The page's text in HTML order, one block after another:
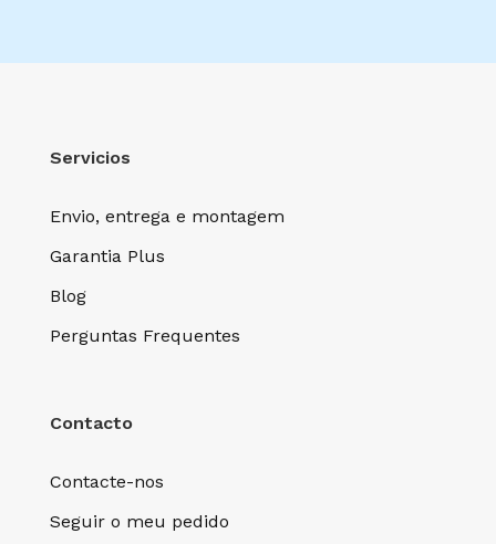
Servicios
Envio, entrega e montagem
Garantia Plus
Blog
Perguntas Frequentes
Contacto
Contacte-nos
Seguir o meu pedido